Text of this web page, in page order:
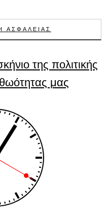
ΑΣΦΑΛΕΙΑΣ
της πολιτικής
μας